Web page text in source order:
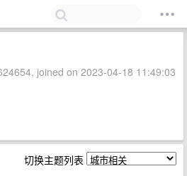
joined on 2023-04-18 11:49:03
切换主题列表